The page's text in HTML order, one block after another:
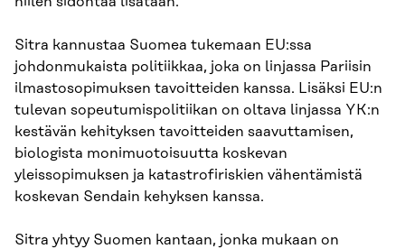
Sitra kannustaa Suomea tukemaan EU:ssa
johdonmukaista politiikkaa, joka on linjassa Pariisin
ilmastosopimuksen tavoitteiden kanssa. Lisäksi EU:n
tulevan sopeutumispolitiikan on oltava linjassa YK:n
kestävän kehityksen tavoitteiden saavuttamisen,
biologista monimuotoisuutta koskevan
yleissopimuksen ja katastrofiriskien vähentämistä
koskevan Sendain kehyksen kanssa.
Sitra yhtyy Suomen kantaan, jonka mukaan on